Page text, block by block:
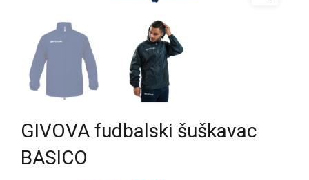
GIVOVA fudbalski šuškavac
BASICO